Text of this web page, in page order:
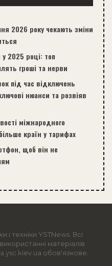
2026 року чекають зміни
2025 році: топ
гроші та нерви
під час відключень
нюанси та розвіяв
міжнародного
країн у тарифах
щоб він не
і техніки YSTNews. Всі
матеріалів
ysc.kiev.ua обов'язкове.